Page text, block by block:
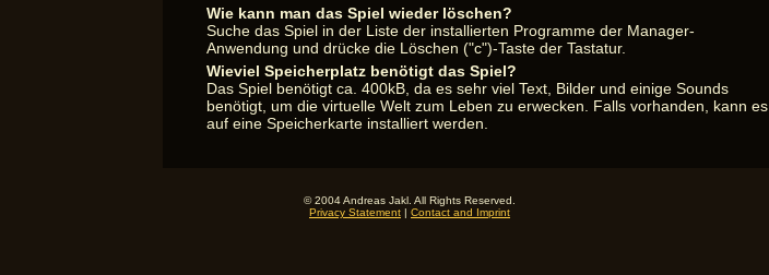
Wie kann man das Spiel wieder löschen?
Suche das Spiel in der Liste der installierten Programme der Manager-
Anwendung und drücke die Löschen ("c")-Taste der Tastatur.
Wieviel Speicherplatz benötigt das Spiel?
Das Spiel benötigt ca. 400kB, da es sehr viel Text, Bilder und einige Sounds
benötigt, um die virtuelle Welt zum Leben zu erwecken. Falls vorhanden, kann es
auf eine Speicherkarte installiert werden.
© 2004 Andreas Jakl. All Rights Reserved.
Privacy Statement | Contact and Imprint